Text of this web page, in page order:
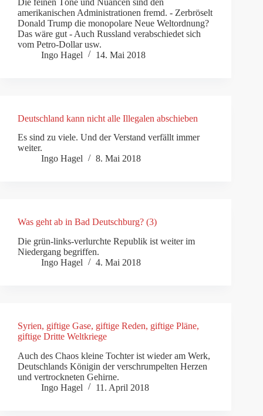
amerikanischen Administrationen fremd. - Zerbröselt
Donald Trump die monopolare Neue Weltordnung?
Das wäre gut - Auch Russland verabschiedet sich
vom Petro-Dollar usw.
Ingo Hagel
14. Mai 2018
Deutschland kann nicht alle Illegalen abschieben
Es sind zu viele. Und der Verstand verfällt immer
weiter.
Ingo Hagel
8. Mai 2018
Was geht ab in Bad Deutschburg? (3)
Die grün-links-verlurchte Republik ist weiter im
Niedergang begriffen.
Ingo Hagel
4. Mai 2018
Syrien, giftige Gase, giftige Reden, giftige Pläne,
giftige Dritte Weltkriege
Auch des Chaos kleine Tochter ist wieder am Werk,
Deutschlands Königin der verschrumpelten Herzen
und vertrockneten Gehirne.
Ingo Hagel
11. April 2018